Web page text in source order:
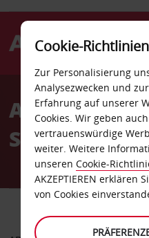
Avis
SYDNEY
Cookie-Richtlinien
Zur Personalisierung
Analysezwecken und
Erfahrung auf unserer
Cookies. Wir geben
vertrauenswürdige
weiter. Weitere
unseren Cookie-
AKZEPTIEREN erklären
von Cookies